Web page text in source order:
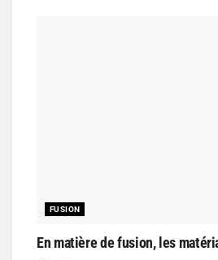
FUSION
En matière de fusion, les